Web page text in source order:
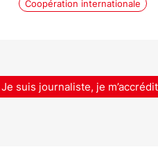
Coopération internationale
Je suis journaliste, je